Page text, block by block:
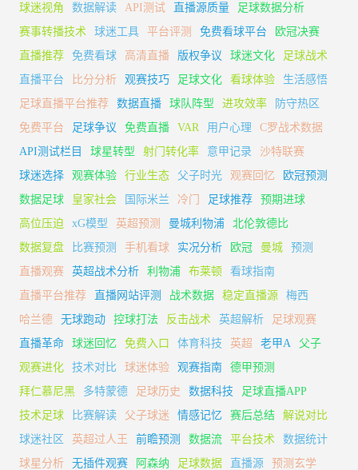
球迷视角
数据解读 API测试 直播源质量
足球数据分析
赛事转播技术
球迷工具 平台评测 免费看球平台
欧冠决赛
直播推荐
免费看球 高清直播 版权争议 球迷文化
足球战术
直播平台
比分分析 观赛技巧 足球文化 看球体验
生活感悟
足球直播平台推荐
数据直播 球队阵型 进攻效率
防守热区
免费平台
足球争议 免费直播 VAR 用户心理
C罗战术数据
API测试栏目
球星转型 射门转化率 意甲记录
沙特联赛
球迷选择
观赛体验 行业生态 父子时光 观赛回忆
欧冠预测
数据足球
皇家社会 国际米兰 冷门 足球推荐
预期进球
高位压迫
xG模型 英超预测 曼城利物浦
北伦敦德比
数据复盘
比赛预测 手机看球 实况分析 欧冠 曼城
预测
直播观赛
英超战术分析 利物浦 布莱顿
看球指南
直播平台推荐
直播网站评测 战术数据 稳定直播源
梅西
哈兰德
无球跑动 控球打法 反击战术 英超解析
足球观赛
直播革命
球迷回忆 免费入口 体育科技 英超 老甲A
父子
观赛进化
技术对比 球迷体验 观赛指南
德甲预测
拜仁慕尼黑
多特蒙德 足球历史 数据科技
足球直播APP
技术足球
比赛解读 父子球迷 情感记忆 赛后总结
解说对比
球迷社区
英超过人王 前瞻预测 数据流 平台技术
数据统计
球星分析
无插件观赛 阿森纳 足球数据 直播源
预测玄学